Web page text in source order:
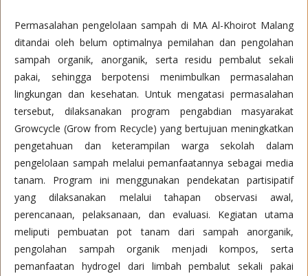
Permasalahan pengelolaan sampah di MA Al-Khoirot Malang
ditandai oleh belum optimalnya pemilahan dan pengolahan
sampah organik, anorganik, serta residu pembalut sekali
pakai, sehingga berpotensi menimbulkan permasalahan
lingkungan dan kesehatan. Untuk mengatasi permasalahan
tersebut, dilaksanakan program pengabdian masyarakat
Growcycle (Grow from Recycle) yang bertujuan meningkatkan
pengetahuan dan keterampilan warga sekolah dalam
pengelolaan sampah melalui pemanfaatannya sebagai media
tanam. Program ini menggunakan pendekatan partisipatif
yang dilaksanakan melalui tahapan observasi awal,
perencanaan, pelaksanaan, dan evaluasi. Kegiatan utama
meliputi pembuatan pot tanam dari sampah anorganik,
pengolahan sampah organik menjadi kompos, serta
pemanfaatan hydrogel dari limbah pembalut sekali pakai